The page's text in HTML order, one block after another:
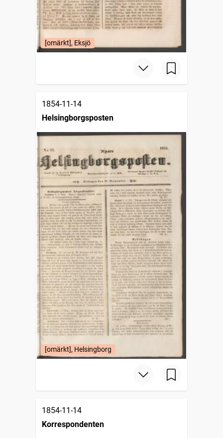
[omärkt], Eksjö
1854-11-14
Helsingborgsposten
[omärkt], Helsingborg
1854-11-14
Korrespondenten